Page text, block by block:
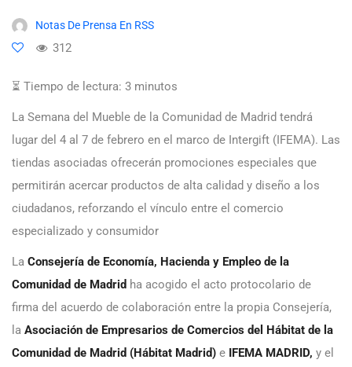
Notas De Prensa En RSS
312
⏳ Tiempo de lectura: 3 minutos
La Semana del Mueble de la Comunidad de Madrid tendrá
lugar del 4 al 7 de febrero en el marco de Intergift (IFEMA). Las
tiendas asociadas ofrecerán promociones especiales que
permitirán acercar productos de alta calidad y diseño a los
ciudadanos, reforzando el vínculo entre el comercio
especializado y consumidor
La Consejería de Economía, Hacienda y Empleo de la
Comunidad de Madrid ha acogido el acto protocolario de
firma del acuerdo de colaboración entre la propia Consejería,
la Asociación de Empresarios de Comercios del Hábitat de la
Comunidad de Madrid (Hábitat Madrid) e IFEMA MADRID, y el